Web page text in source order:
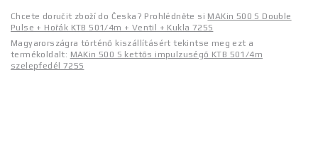
Chcete doručit zboží do Česka? Prohlédněte si MAKin 500 S Double
Pulse + Hořák KTB 501/4m + Ventil + Kukla 725S
Magyarországra történő kiszállításért tekintse meg ezt a
termékoldalt: MAKin 500 S kettős impulzuségő KTB 501/4m
szelepfedél 725S